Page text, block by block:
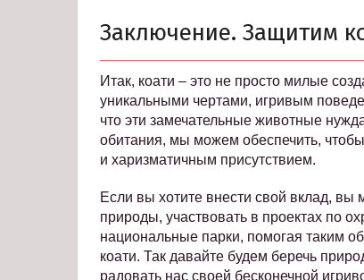
Заключение. Защитим
Итак, коати – это не просто милые
уникальными чертами, игривым
что эти замечательные животные
обитания, мы можем обеспечить,
и харизматичным присутствием.
Если вы хотите внести свой вклад,
природы, участвовать в проектах по
национальные парки, помогая таким
коати. Так давайте будем беречь
радовать нас своей бесконечной